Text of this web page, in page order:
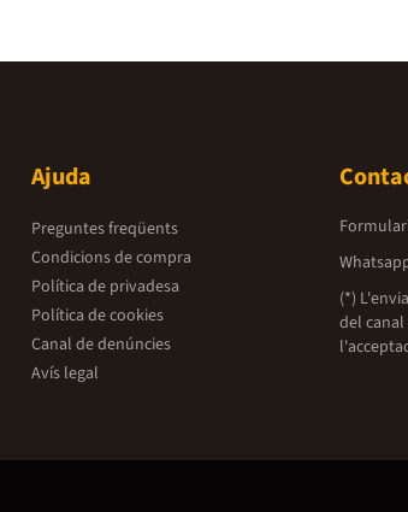
Ajuda
Preguntes freqüents
Condicions de compra
Política de privadesa
Política de cookies
Canal de denúncies
Avís legal
(*)
del